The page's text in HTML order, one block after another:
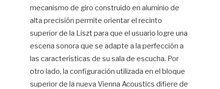
mecanismo de giro construido en aluminio de
alta precisión permite orientar el recinto
superior de la Liszt para que el usuario logre una
escena sonora que se adapte a la perfección a
las características de su sala de escucha. Por
otro lado, la configuración utilizada en el bloque
superior de la nueva Vienna Acoustics difiere de